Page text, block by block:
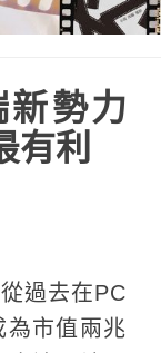
新勢力
有利
過去在PC
為市值兩兆